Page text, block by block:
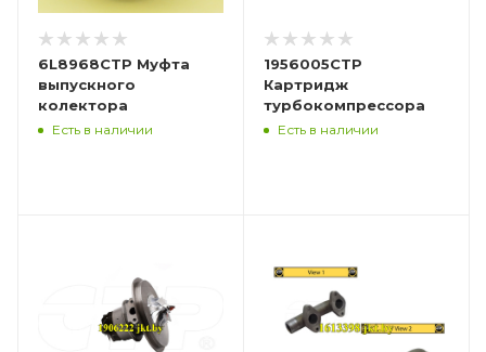
6L8968CTP Муфта
выпускного
колектора
Есть в наличии
1956005CTP
Картридж
турбокомпрессора
Есть в наличии